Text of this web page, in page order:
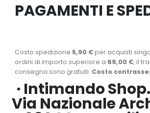
PAGAMENTI E
Costo spedizione 5,90 €per acquisti
ordini di importo superiore a 69,00 €, il
consegna sono gratuiti. Costo
· Intimando
Via Nazionale